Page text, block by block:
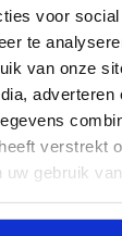
voor
te
van onze
adverteren
verstrekt
gebruik
één minuut
Een van de
rommelen met
om The
te stoken.
winkels